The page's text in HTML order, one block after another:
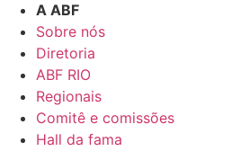
A ABF
Sobre nós
Diretoria
ABF RIO
Regionais
Comitê e comissões
Hall da fama